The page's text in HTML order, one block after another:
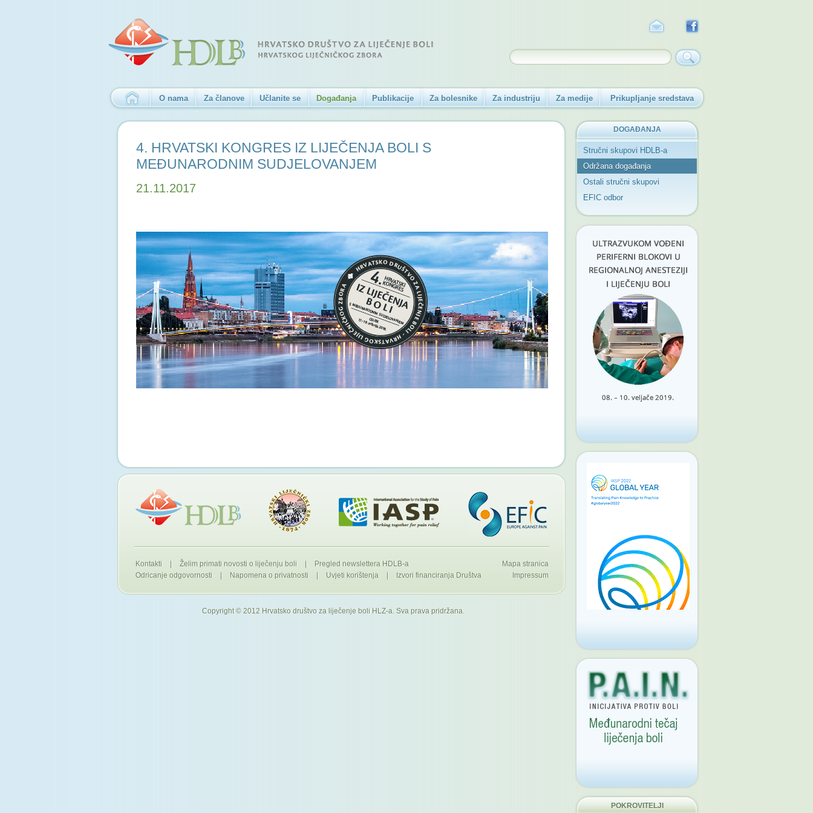
O nama Za članove Učlanite se Događanja Publikacije Za bolesnike Za industriju Za medije Prikupljanje sredstava
4. HRVATSKI KONGRES IZ LIJEČENJA BOLI S
MEĐUNARODNIM SUDJELOVANJEM
21.11.2017
Kontakti Želim primati novosti o liječenju boli
Pregled newslettera HDLB-a
Odricanje odgovornosti
Napomena o privatnosti Uvjeti korištenja Izvori financiranja Društva
Mapa stranica
Impressum
Copyright © 2012 Hrvatsko društvo za liječenje boli HLZ-a. Sva prava pridržana.
DOGAĐANJA
Stručni skupovi HDLB-a
Održana događanja
Ostali stručni skupovi
EFIC odbor
POKROVITELJI